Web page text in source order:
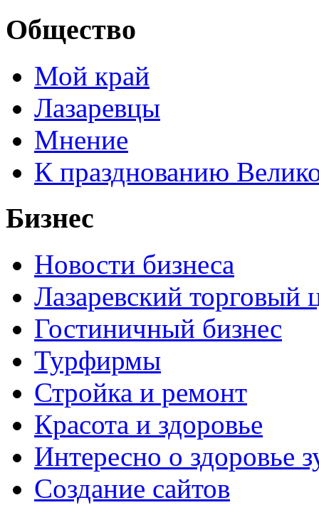
Общество
Мой край
Лазаревцы
Мнение
К празднованию
Бизнес
Новости бизнеса
Лазаревский торговый
Гостиничный бизнес
Турфирмы
Стройка и ремонт
Красота и здоровье
Интересно о здоровье
Создание сайтов